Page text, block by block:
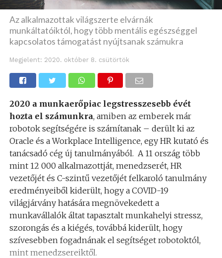
Az alkalmazottak világszerte elvárnák
munkáltatóiktól, hogy több mentális egészséggel
kapcsolatos támogatást nyújtsanak számukra
Megjelent: 2020. október 8. csütörtök
2020 a munkaerőpiac legstresszesebb évét
hozta el számunkra, amiben az emberek már
robotok segítségére is számítanak – derült ki az
Oracle és a Workplace Intelligence, egy HR kutató és
tanácsadó cég új tanulmányából. A 11 ország több
mint 12 000 alkalmazottját, menedzserét, HR
vezetőjét és C-szintű vezetőjét felkaroló tanulmány
eredményeiből kiderült, hogy a COVID-19
világjárvány hatására megnövekedett a
munkavállalók áltat tapasztalt munkahelyi stressz,
szorongás és a kiégés, továbbá kiderült, hogy
szívesebben fogadnának el segítséget robotoktól,
mint menedzsereiktől.